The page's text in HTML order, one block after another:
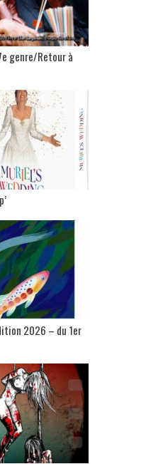
genre/Retour à
2026 – du 1er